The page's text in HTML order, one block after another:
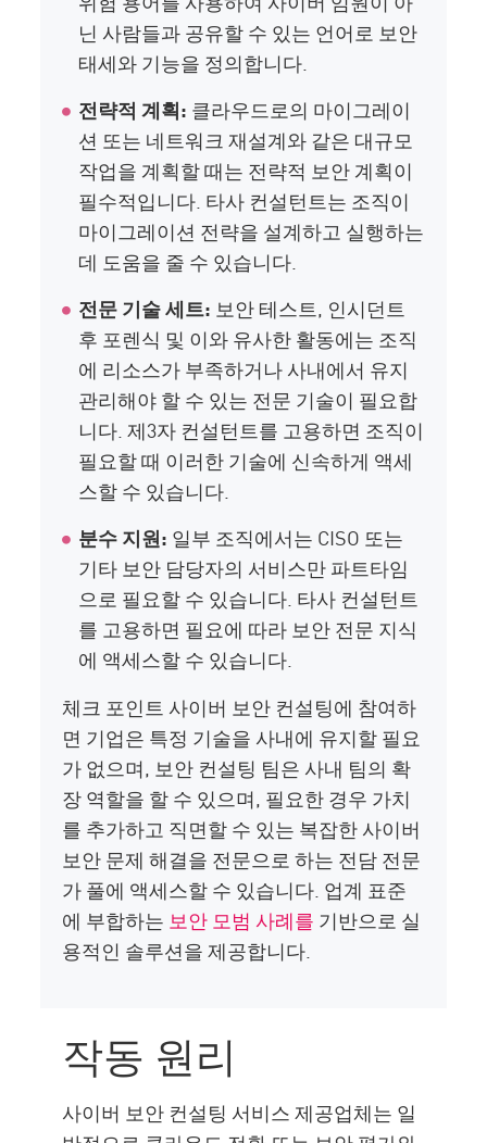
닌 사람들과 공유할 수 있는 언어로 보안
태세와 기능을 정의합니다.
전략적 계획: 클라우드로의 마이그레이
션 또는 네트워크 재설계와 같은 대규모
작업을 계획할 때는 전략적 보안 계획이
필수적입니다. 타사 컨설턴트는 조직이
마이그레이션 전략을 설계하고 실행하는
데 도움을 줄 수 있습니다.
전문 기술 세트: 보안 테스트, 인시던트
후 포렌식 및 이와 유사한 활동에는 조직
에 리소스가 부족하거나 사내에서 유지
관리해야 할 수 있는 전문 기술이 필요합
니다. 제3자 컨설턴트를 고용하면 조직이
필요할 때 이러한 기술에 신속하게 액세
스할 수 있습니다.
분수 지원: 일부 조직에서는 CISO 또는
기타 보안 담당자의 서비스만 파트타임
으로 필요할 수 있습니다. 타사 컨설턴트
를 고용하면 필요에 따라 보안 전문 지식
에 액세스할 수 있습니다.
체크 포인트 사이버 보안 컨설팅에 참여하
면 기업은 특정 기술을 사내에 유지할 필요
가 없으며, 보안 컨설팅 팀은 사내 팀의 확
장 역할을 할 수 있으며, 필요한 경우 가치
를 추가하고 직면할 수 있는 복잡한 사이버
보안 문제 해결을 전문으로 하는 전담 전문
가 풀에 액세스할 수 있습니다. 업계 표준
에 부합하는 보안 모범 사례를 기반으로 실
용적인 솔루션을 제공합니다.
작동 원리
사이버 보안 컨설팅 서비스 제공업체는 일